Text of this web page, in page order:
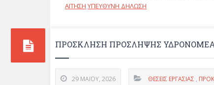
ΑΙΤΗΣΗ ΥΠΕΥΘΥΝΗ ΔΗΛΩΣΗ
ΠΡΟΣΚΛΗΣΗ ΠΡΟΣΛΗΨΗΣ
29 ΜΑΪ́ΟΥ, 2026 ΘΈΣΕΙΣ ΕΡΓΑΣΊΑΣ ,